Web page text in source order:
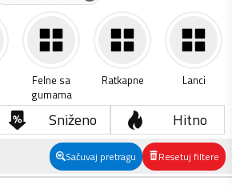
Felne sa
gumama
Ratkapne Lanci
Sniženo Hitno
Sačuvaj pretragu Resetuj filtere